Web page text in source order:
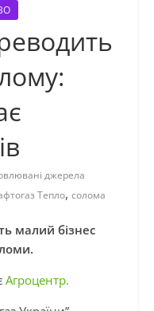
джерела
Тепло, солома
малий бізнес
Агроцентр.